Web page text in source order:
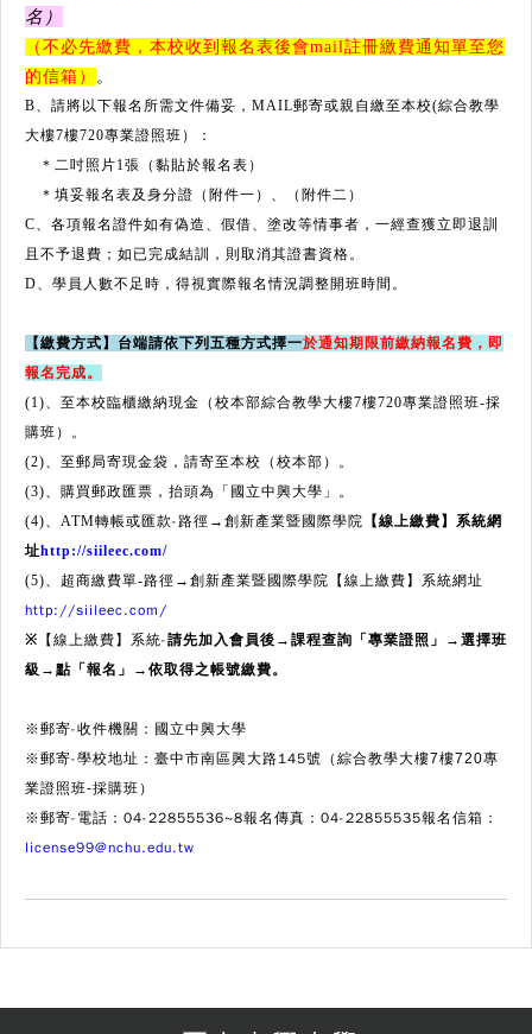
名）
（不必先繳費，本校收到報名表後會mail註冊繳費通知單至您
的信箱） 。
B、請將以下報名所需文件備妥，MAIL郵寄或親自繳至本校(綜合教學
大樓7樓720專業證照班）：
＊二吋照片1張（黏貼於報名表）
＊填妥報名表及身分證（附件一）、
（附件二）
C、各項報名證件如有偽造、假借、塗改等情事者，一經查獲立即退訓
且不予退費；如已完成結訓，則取消其證書資格。
D、學員人數不足時，得視實際報名情況調整開班時間。
【繳費方式】台端請依下列五種方式擇一於通知期限前繳納報名費，即
報名完成。
(1)、至本校臨櫃繳納現金（校本部綜合教學大樓7樓720專業證照班-採
購班）。
(2)、至郵局寄現金袋，請寄至本校（校本部）。
(3)、購買郵政匯票，抬頭為「國立中興大學」。
(4)、ATM轉帳或匯款-路徑 →創新產業暨國際學院 【線上繳費】系統網
址http://siileec.com/
(5)、超商繳費單-路徑→創新產業暨國際學院
【線上繳費】系統網址
http://siileec.com/
※ 【線上繳費】系統-請先加入會員後 → 課程查詢「專業證照」 → 選擇班
級 → 點「報名」 → 依取得之帳號繳費。
※郵寄-收件機關：國立中興大學
※郵寄-學校地址：臺中市南區興大路145號（ 綜合教學大樓7樓720專
業證照班-採購班 ）
※郵寄-電話：04-22855536~8報名傳真：04-22855535報名信箱：
license99@nchu.edu.tw